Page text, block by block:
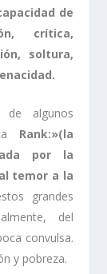
de
crítica,
soltura,
de algunos
Rank:»(la
por la
temor a la
grandes
del
convulsa.
y pobreza.